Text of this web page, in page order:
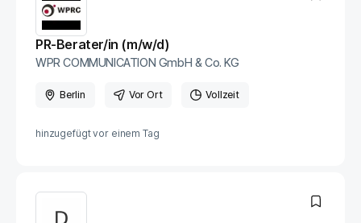
PR-Berater/in (m/w/d)
WPR COMMUNICATION GmbH & Co. KG
Berlin Vor Ort Vollzeit
hinzugefügt vor einem Tag